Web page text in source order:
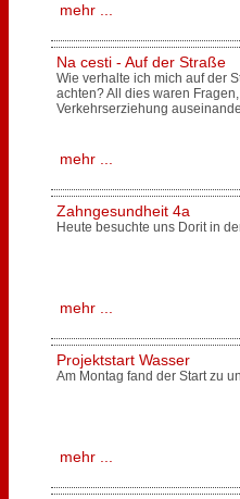
mehr ...
Na cesti - Auf der Straße
Wie verhalte ich mich auf der
achten? All dies waren
Verkehrserziehung
mehr ...
Zahngesundheit 4a
Heute besuchte uns Dorit in
mehr ...
Projektstart Wasser
Am Montag fand der Start zu
mehr ...